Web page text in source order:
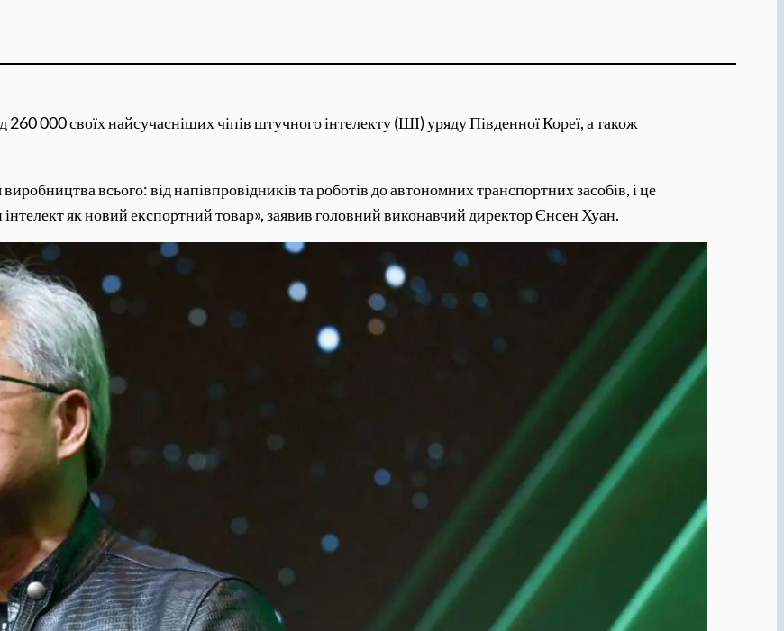
000 своїх найсучасніших чіпів штучного інтелекту (ШІ) уряду Південної Кореї, а також
всього: від напівпровідників та роботів до автономних транспортних засобів, і це
як новий експортний товар», заявив головний виконавчий директор Єнсен Хуан.